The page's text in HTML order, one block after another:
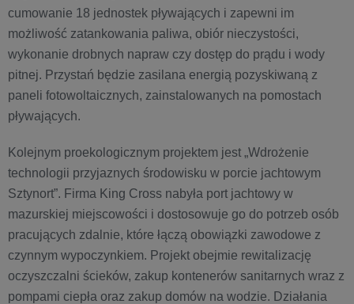
cumowanie 18 jednostek pływających i zapewni im
możliwość zatankowania paliwa, obiór nieczystości,
wykonanie drobnych napraw czy dostęp do prądu i wody
pitnej. Przystań będzie zasilana energią pozyskiwaną z
paneli fotowoltaicznych, zainstalowanych na pomostach
pływających.
Kolejnym proekologicznym projektem jest „Wdrożenie
technologii przyjaznych środowisku w porcie jachtowym
Sztynort”. Firma King Cross nabyła port jachtowy w
mazurskiej miejscowości i dostosowuje go do potrzeb osób
pracujących zdalnie, które łączą obowiązki zawodowe z
czynnym wypoczynkiem. Projekt obejmie rewitalizację
oczyszczalni ścieków, zakup kontenerów sanitarnych wraz z
pompami ciepła oraz zakup domów na wodzie. Działania